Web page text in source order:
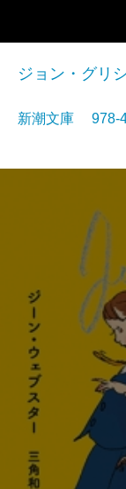
ジョン・グリ
新潮文庫 978-